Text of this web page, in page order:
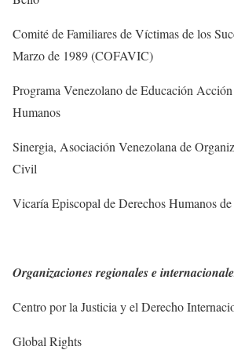
Comité de Familiares de Víctimas de los
Marzo de 1989 (COFAVIC)
Programa Venezolano de Educación
Humanos
Sinergia, Asociación Venezolana de
Civil
Vicaría Episcopal de Derechos Humanos de
Organizaciones regionales e
Centro por la Justicia y el Derecho
Global Rights